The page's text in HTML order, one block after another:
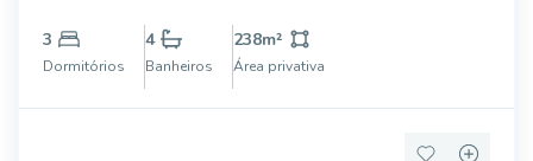
construída, oferecendo conforto, sofisticação e lazer em
um só lugar. A casa é composta por: 3 su
3
Dormitórios
4
Banheiros
238m²
Área privativa